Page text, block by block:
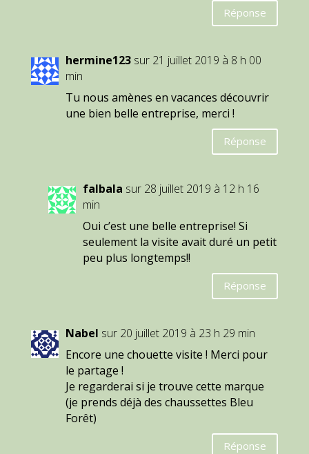
Réponse
hermine123 sur 21 juillet 2019 à 8 h 00
min
Tu nous amènes en vacances découvrir
une bien belle entreprise, merci !
Réponse
falbala sur 28 juillet 2019 à 12 h 16
min
Oui c’est une belle entreprise! Si
seulement la visite avait duré un petit
peu plus longtemps!!
Réponse
Nabel sur 20 juillet 2019 à 23 h 29 min
Encore une chouette visite ! Merci pour
le partage !
Je regarderai si je trouve cette marque
(je prends déjà des chaussettes Bleu
Forêt)
Réponse